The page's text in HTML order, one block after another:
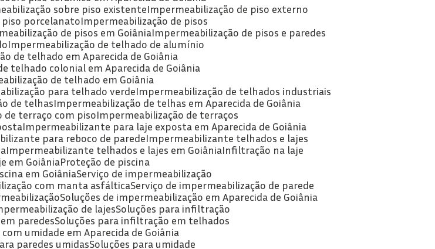
sobre piso existente Impermeabilização de piso externo
piso porcelanato Impermeabilização de pisos
de pisos em Goiânia Impermeabilização de pisos e paredes
Impermeabilização de telhado de alumínio
de telhado em Aparecida de Goiânia
telhado colonial em Aparecida de Goiânia
de telhado em Goiânia
para telhado verde Impermeabilização de telhados industriais
de telhas Impermeabilização de telhas em Aparecida de Goiânia
de terraço com piso Impermeabilização de terraços
Impermeabilizante para laje exposta em Aparecida de Goiânia
para reboco de parede Impermeabilizante telhados e lajes
Impermeabilizante telhados e lajes em Goiânia Infiltração na laje
em Goiânia Proteção de piscina
em Goiânia Serviço de impermeabilização
com manta asfáltica Serviço de impermeabilização de parede
Soluções de impermeabilização em Aparecida de Goiânia
de lajes Soluções para infiltração
paredes Soluções para infiltração em telhados
com umidade em Aparecida de Goiânia
paredes umidas Soluções para umidade